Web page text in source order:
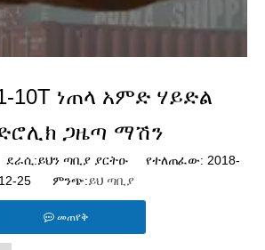
10T ነጠላ አምድ ሃይድል
ጋዜጣ ማሽን
ጣቢያ ያርትዑ የተለጠፈው: 2018-
12-25 ምንጭ:ይህ ጣቢያ
መጠየቅ